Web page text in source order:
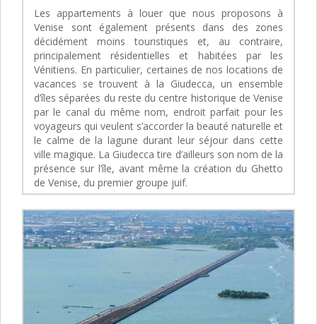
Les appartements à louer que nous proposons à
Venise sont également présents dans des zones
décidément moins touristiques et, au contraire,
principalement résidentielles et habitées par les
Vénitiens. En particulier, certaines de nos locations de
vacances se trouvent à la Giudecca, un ensemble
d’îles séparées du reste du centre historique de Venise
par le canal du même nom, endroit parfait pour les
voyageurs qui veulent s’accorder la beauté naturelle et
le calme de la lagune durant leur séjour dans cette
ville magique. La Giudecca tire d’ailleurs son nom de la
présence sur l’île, avant même la création du Ghetto
de Venise, du premier groupe juif.